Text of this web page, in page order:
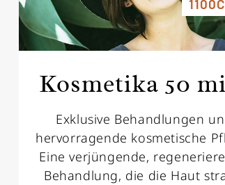
Kosmetika 50
Exklusive Behandlungen
hervorragende kosmetische
Eine verjüngende,
Behandlung, die die Haut